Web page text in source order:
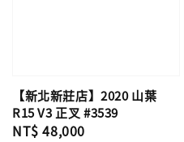
【新北新莊店】2020 山葉
R15 V3 正叉 #3539
Regular
NT$ 48,000